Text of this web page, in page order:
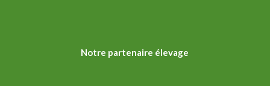
Notre partenaire élevage